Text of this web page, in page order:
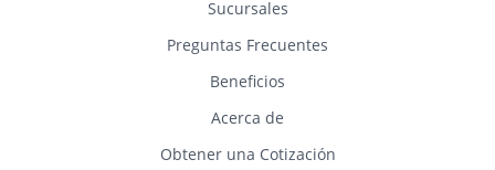
Sucursales
Preguntas Frecuentes
Beneficios
Acerca de
Obtener una Cotización